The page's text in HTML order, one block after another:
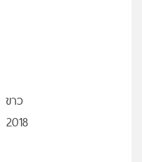
ขาว
2018